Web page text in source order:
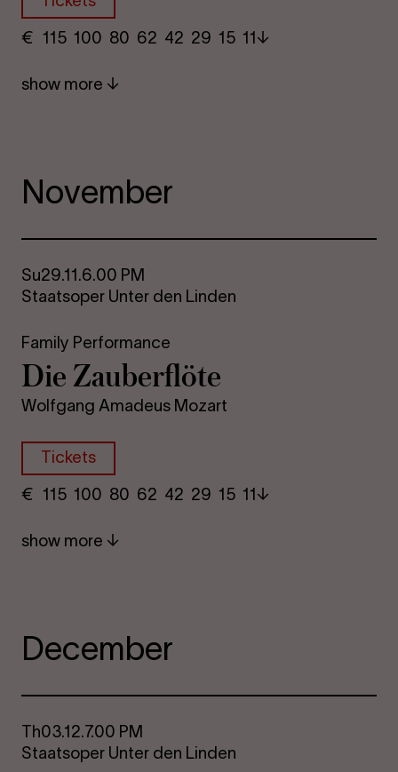
€ ​ 115 100 80​ 62 42 29​ 15 11
show more
November
Su29.11.6.00 PM
Staatsoper Unter den Linden
Family Performance
Die Za­uber­flöte
Wolfgang Amadeus Mozart
Tickets
€ ​ 115 100 80​ 62 42 29​ 15 11
show more
December
Th03.12.7.00 PM
Staatsoper Unter den Linden